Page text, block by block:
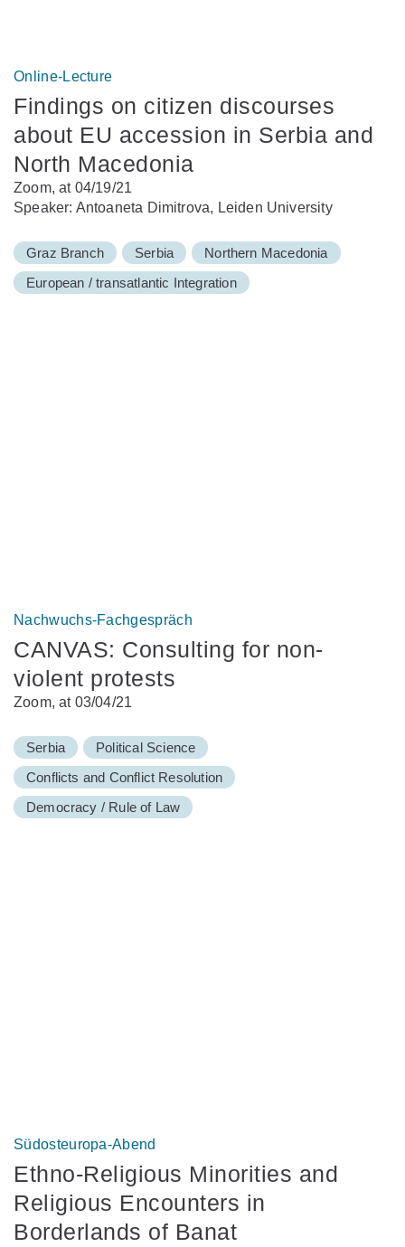
Online-Lecture
Findings on citizen discourses
about EU accession in Serbia and
North Macedonia
Zoom, at 04/19/21
Speaker: Antoaneta Dimitrova, Leiden University
Graz Branch Serbia
Northern Macedonia
European / transatlantic Integration
Nachwuchs-Fachgespräch
CANVAS: Consulting for non-
violent protests
Zoom, at 03/04/21
Serbia
Political Science
Conflicts and Conflict Resolution
Democracy / Rule of Law
Südosteuropa-Abend
Ethno-Religious Minorities and
Religious Encounters in
Borderlands of Banat